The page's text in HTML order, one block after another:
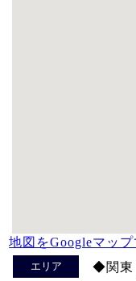
地図をGoogleマッ
エリア ◆関東